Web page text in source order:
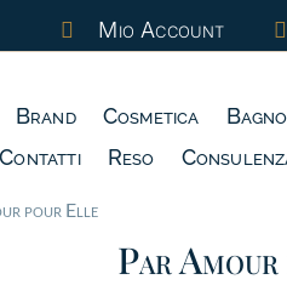
 Mio Account 
Brand Cosmetica
Contatti
Reso
pour Elle
Par